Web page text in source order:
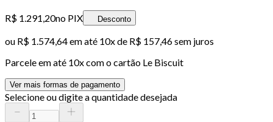
R$ 1.291,20no PIX Desconto
ou R$ 1.574,64em até 10x de R$ 157,46 sem juros
Parcele em até 10x com o cartão Le Biscuit
Ver mais formas de pagamento
Selecione ou digite a quantidade desejada